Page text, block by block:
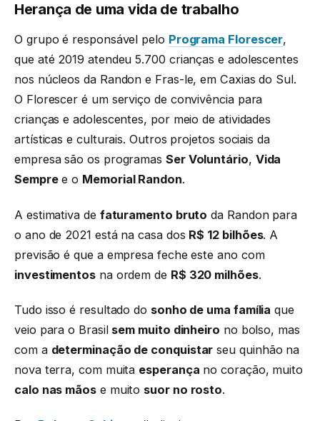
Herança de uma vida de trabalho
O grupo é responsável pelo Programa Florescer,
que até 2019 atendeu 5.700 crianças e adolescentes
nos núcleos da Randon e Fras-le, em Caxias do Sul.
O Florescer é um serviço de convivência para
crianças e adolescentes, por meio de atividades
artísticas e culturais. Outros projetos sociais da
empresa são os programas Ser Voluntário, Vida
Sempree o Memorial Randon.
A estimativa de faturamento bruto da Randon para
o ano de 2021 está na casa dos R$ 12 bilhões. A
previsão é que a empresa feche este ano com
investimentosna ordem de R$ 320 milhões.
Tudo isso é resultado do sonho de uma família que
veio para o Brasil sem muito dinheiro no bolso, mas
com a determinação de conquistar seu quinhão na
nova terra, com muita esperança no coração, muito
calo nas mãose muito suor no rosto.